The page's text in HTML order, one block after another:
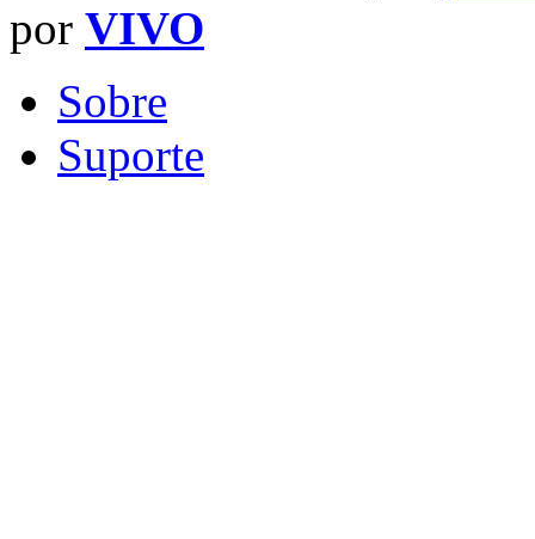
por VIVO
Sobre
Suporte